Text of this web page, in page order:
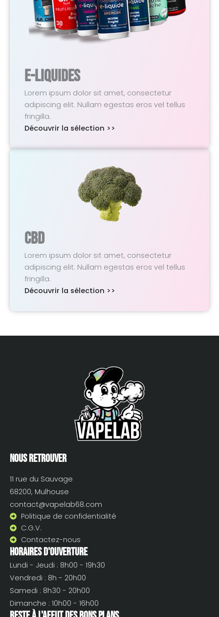
E-Liquides
Lorem ipsum dolor sit amet, consectetur
adipiscing elit. Nullam egestas eros vel tellus
fringilla.
Découvrir la sélection >>
CBD
Lorem ipsum dolor sit amet, consectetur
adipiscing elit. Nullam egestas eros vel tellus
fringilla.
Découvrir la sélection >>
Nous retrouver
11 rue du Sauvage
68200, Mulhouse
contact@vapelab68.com
Politique de confidentialité
C.G.V.
Contactez-nous
Horaires d'ouverture
Lundi - Jeudi : 8h00 - 19h30
Vendredi : 8h - 20h00
Samedi : 8h30 - 20h00
Dimanche : 10h00 - 16h00